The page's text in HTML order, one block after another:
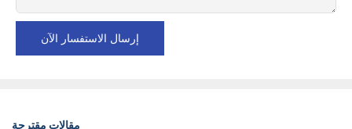
إرسال الاستفسار الآن
مقالات مقترحة